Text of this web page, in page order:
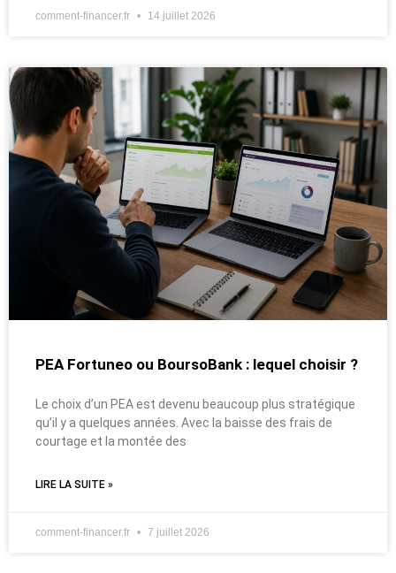
comment-financer.fr 14 juillet 2026
PEA Fortuneo ou BoursoBank : lequel choisir ?
Le choix d’un PEA est devenu beaucoup plus stratégique
qu’il y a quelques années. Avec la baisse des frais de
courtage et la montée des
LIRE LA SUITE »
comment-financer.fr 7 juillet 2026